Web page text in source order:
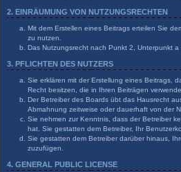
2. EINRÄUMUNG VON NUTZUNGSRECHTEN
Mit dem Erstellen eines Beitrags erteilen Sie
zu nutzen.
Das Nutzungsrecht nach Punkt 2, Unterpunkt
3. PFLICHTEN DES NUTZERS
Sie erklären mit der Erstellung eines Beitrags,
Recht besitzen, die in Ihren Beiträgen
Der Betreiber des Boards übt das Hausrecht
Abmahnung zeitweise oder dauerhaft von der
Sie nehmen zur Kenntnis, dass der Betreiber
hat. Sie gestatten dem Betreiber, Ihr
Sie gestatten dem Betreiber darüber hinaus,
zuzufügen.
4. GENERAL PUBLIC LICENSE